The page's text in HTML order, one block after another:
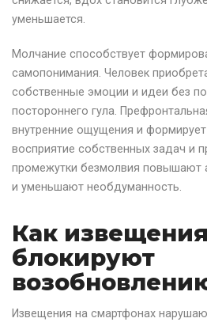
уменьшается.
Молчание способствует
самопонимания. Человек
собственные эмоции и идеи без
постороннего гула.
внутренние ощущения и
восприятие собственных задач и
промежутки безмолвия повышают
и уменьшают необдуманность.
Как извещения
блокируют
Извещения на смартфонах